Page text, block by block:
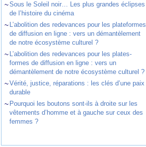
~Sous le Soleil noir… Les plus grandes éclipses
de l’histoire du cinéma
~ L’abolition des redevances pour les plateformes
de diffusion en ligne : vers un démantèlement
de notre écosystème culturel ?
~ L’abolition des redevances pour les plates-
formes de diffusion en ligne : vers un
démantèlement de notre écosystème culturel ?
~Vérité, justice, réparations : les clés d’une paix
durable
~ Pourquoi les boutons sont-ils à droite sur les
vêtements d’homme et à gauche sur ceux des
femmes ?